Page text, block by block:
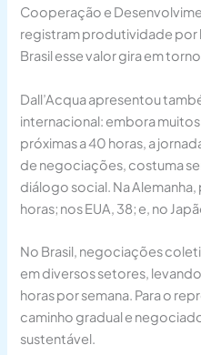
Cooperação e
registram produtividade por
Brasil esse valor gira em torno
Dall’Acqua apresentou
internacional: embora
próximas a 40 horas, a
de negociações, costuma
diálogo social. Na
horas; nos EUA, 38; e, no
No Brasil, negociações
em diversos setores,
horas por semana. Para o
caminho gradual e
sustentável.